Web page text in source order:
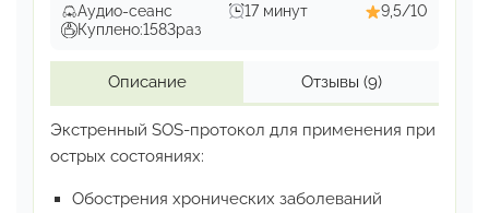
Аудио-сеанс 17 минут
9,5/10
Куплено:1583раз
Описание Отзывы (9)
Экстренный SOS-протокол для применения при
острых состояниях:
Обострения хронических заболеваний